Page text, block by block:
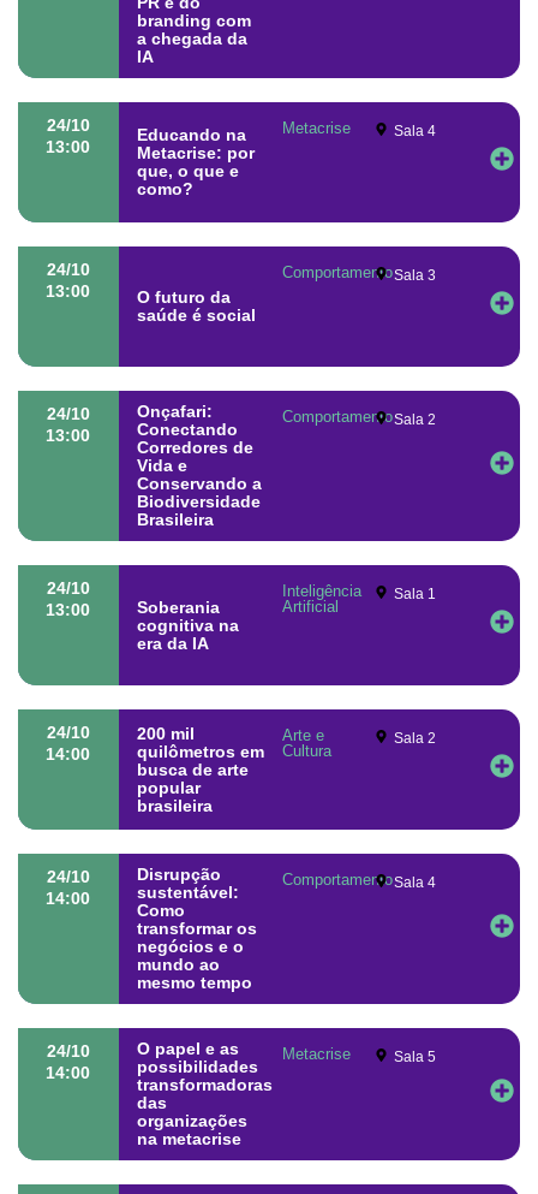
branding com
a chegada da
IA
24/10
13:00
Educando na
Metacrise: por
que, o que e
como?
Metacrise Sala 4
24/10
13:00
O futuro da
saúde é social
ComportamentoSala 3
24/10
13:00
Onçafari:
Conectando
Corredores de
Vida e
Conservando a
Biodiversidade
Brasileira
ComportamentoSala 2
24/10
13:00
Soberania
cognitiva na
era da IA
Inteligência
Artificial
Sala 1
24/10
14:00
200 mil
quilômetros em
busca de arte
popular
brasileira
Arte e
Cultura
Sala 2
24/10
14:00
Disrupção
sustentável:
Como
transformar os
negócios e o
mundo ao
mesmo tempo
ComportamentoSala 4
24/10
14:00
O papel e as
possibilidades
transformadoras
das
organizações
na metacrise
Metacrise Sala 5